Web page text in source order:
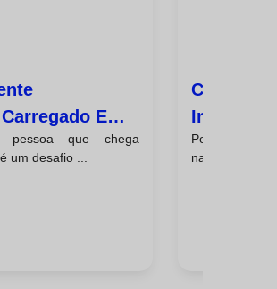
E
pessoa que chega
um desafio ...
Como
Por que é
na satisfação